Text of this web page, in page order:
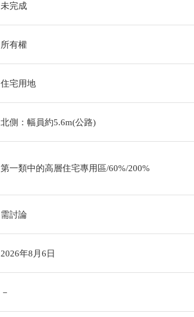
未完成
所有權
住宅用地
北側：幅員約5.6m(公路)
第一類中的高層住宅專用區/60%/200%
需討論
2026年8月6日
－